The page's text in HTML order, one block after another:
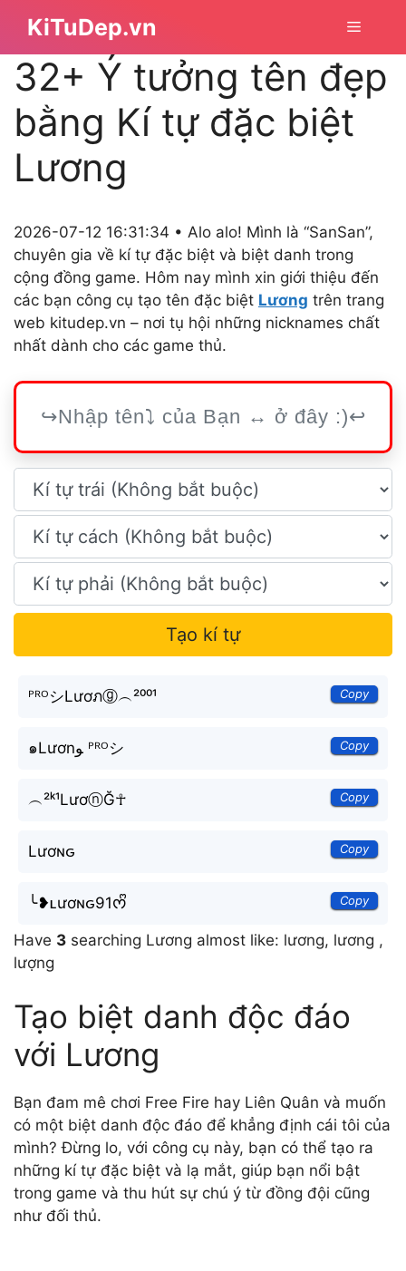
nội
dung
KiTuDep.vn Menu
32+ Ý tưởng tên đẹp
bằng Kí tự đặc biệt
Lương
2026-07-12 16:31:34 • Alo alo! Mình là “SanSan”,
chuyên gia về kí tự đặc biệt và biệt danh trong
cộng đồng game. Hôm nay mình xin giới thiệu đến
các bạn công cụ tạo tên đặc biệt Lương trên trang
web kitudep.vn – nơi tụ hội những nicknames chất
nhất dành cho các game thủ.
Tạo kí tự
ᴾᴿᴼシLươภⓖ︵²⁰⁰¹ Copy
๑Lươnﻮ ᴾᴿᴼシ Copy
︵²ᵏ¹LươⓝĞ☥ Copy
Lươɴԍ Copy
╰❥ʟươɴԍ91ᰔᩚ Copy
Have 3 searching Lương almost like: lương, lương ,
lượng
Tạo biệt danh độc đáo
với Lương
Bạn đam mê chơi Free Fire hay Liên Quân và muốn
có một biệt danh độc đáo để khẳng định cái tôi của
mình? Đừng lo, với công cụ này, bạn có thể tạo ra
những kí tự đặc biệt và lạ mắt, giúp bạn nổi bật
trong game và thu hút sự chú ý từ đồng đội cũng
như đối thủ.